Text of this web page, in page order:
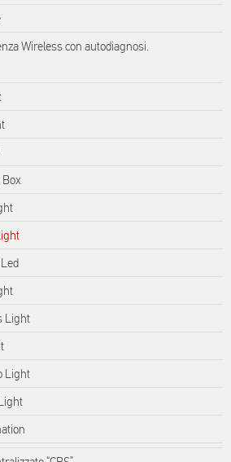
Wireless con autodiagnosi.
Light
Light